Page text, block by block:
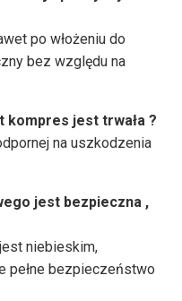
po włożeniu do
bez względu na
kompres jest trwała ?
na uszkodzenia
jest bezpieczna ,
niebieskim,
pełne bezpieczeństwo